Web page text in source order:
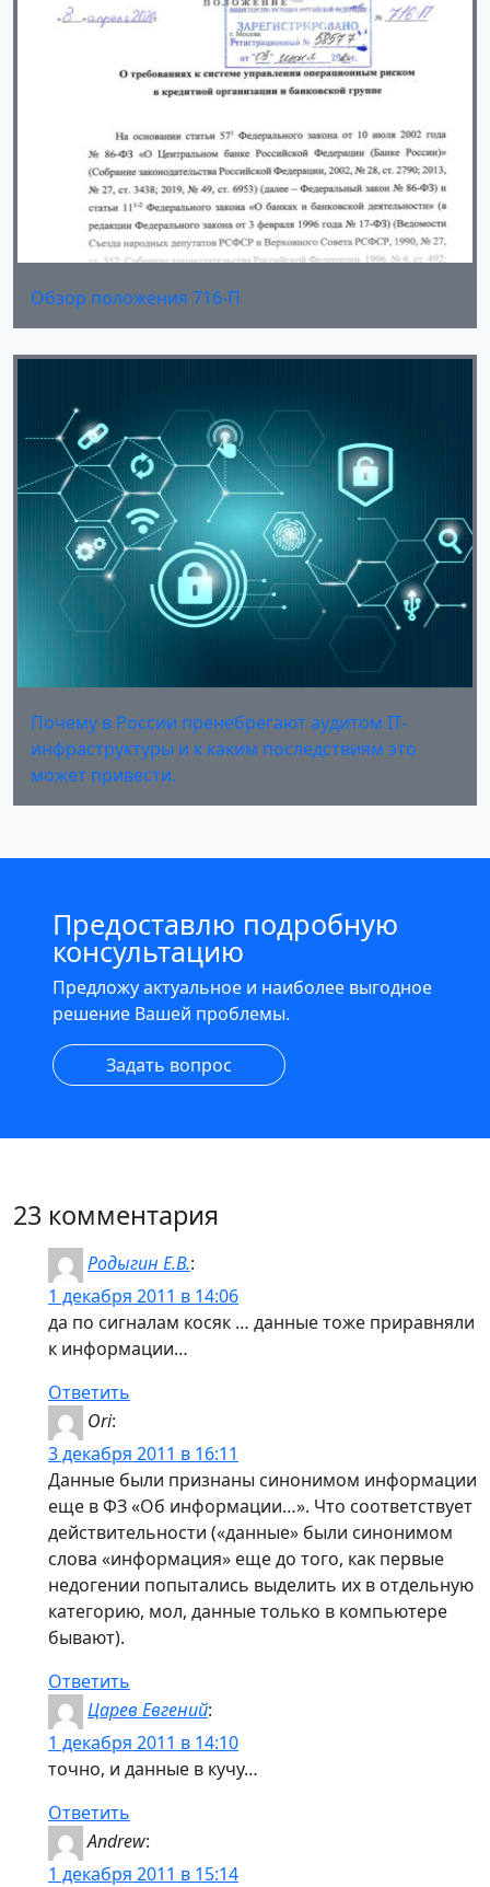
Обзор положения 716-П
Почему в России пренебрегают аудитом IT-
инфраструктуры и к каким последствиям это
может привести.
Предоставлю подробную
консультацию
Предложу актуальное и наиболее выгодное
решение Вашей проблемы.
Задать вопрос
23 комментария
Родыгин Е.В.:
1 декабря 2011 в 14:06
да по сигналам косяк … данные тоже приравняли
к информации…
Ответить
Ori:
3 декабря 2011 в 16:11
Данные были признаны синонимом информации
еще в ФЗ «Об информации…». Что соответствует
действительности («данные» были синонимом
слова «информация» еще до того, как первые
недогении попытались выделить их в отдельную
категорию, мол, данные только в компьютере
бывают).
Ответить
Царев Евгений:
1 декабря 2011 в 14:10
точно, и данные в кучу…
Ответить
Andrew:
1 декабря 2011 в 15:14